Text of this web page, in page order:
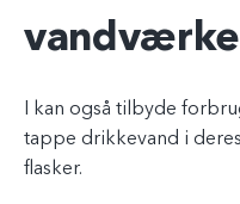
I kan også tilbyde
tappe drikkevand i
flasker.